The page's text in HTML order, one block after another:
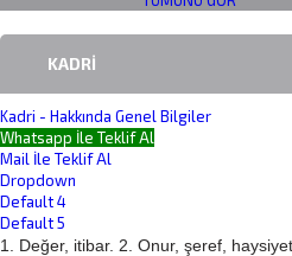
KADRI
Kadri - Hakkında Genel Bilgiler
Whatsapp İle Teklif Al
Mail İle Teklif Al
Dropdown
Default 4
Default 5
1. Değer, itibar. 2. Onur, şeref,